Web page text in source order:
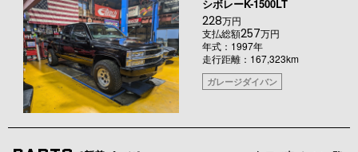
シボレーK-1500LT
228万円
支払総額257万円
年式：1997年
走行距離：167,323km
ガレージダイバン